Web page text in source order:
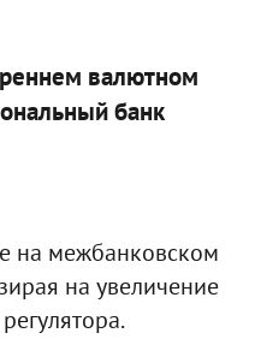
валютном
банк
на межбанковском
на увеличение